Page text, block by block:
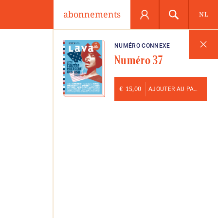
NL
abonnements
NUMÉRO CONNEXE
Numéro 37
€ 15,00 AJOUTER AU PANIER